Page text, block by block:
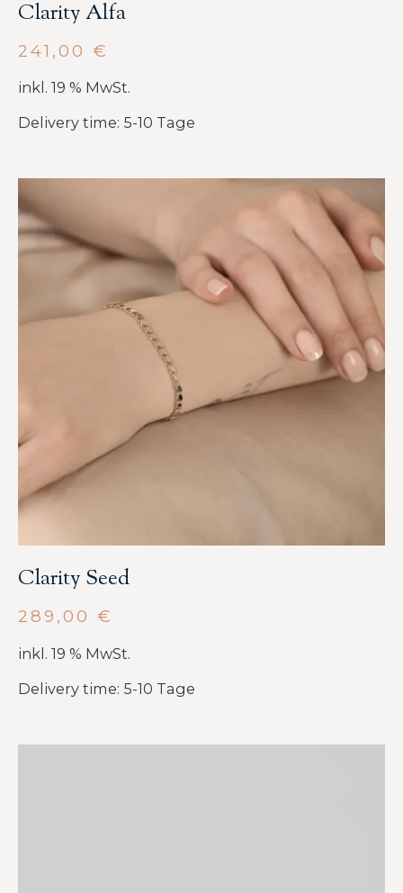
Clarity Alfa
241,00 €
inkl. 19 % MwSt.
Delivery time: 5-10 Tage
Clarity Seed
289,00 €
inkl. 19 % MwSt.
Delivery time: 5-10 Tage